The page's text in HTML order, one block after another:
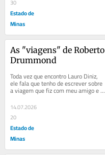
30
Estado de
Minas
As "viagens" de Roberto
Drummond
Toda vez que encontro Lauro Diniz,
ele fala que tenho de escrever sobre
a viagem que fiz com meu amigo e
colega, o saudoso jornalista e
escritor...
14.07.2026
20
Estado de
Minas